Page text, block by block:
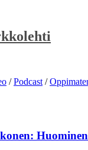
/Podcast /
Huominen